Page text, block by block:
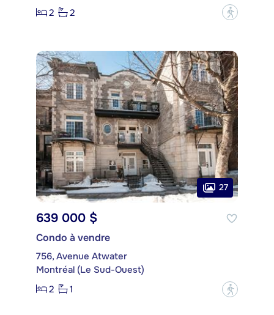
2
2 ?
27
639 000 $
Condo à vendre
756, Avenue Atwater
Montréal (Le Sud-Ouest)
2
1 ?